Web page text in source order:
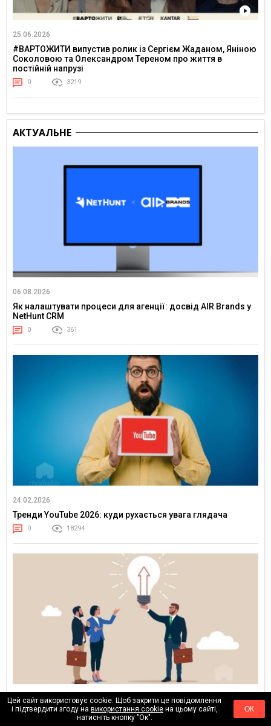
25.06.2026
#ВАРТОЖИТИ випустив ролик із Сергієм Жаданом, Яніною
Соколовою та Олександром Тереном про життя в
постійній напрузі
0 3219
АКТУАЛЬНЕ
06.08.2026
Як налаштувати процеси для агенції: досвід AIR Brands у
NetHunt CRM
0 361
24.02.2026
Тренди YouTube 2026: куди рухається увага глядача
0 18294
17.02.2026
Клієнти більше не купують медіаплан — вони купують
впевненість у результаті
Цей сайт використовує cookie. Щоб закрити це повідомлення
і підтвердити згоду на використання cookieна цьому сайті,
натисніть кнопку "Ок".
ОК